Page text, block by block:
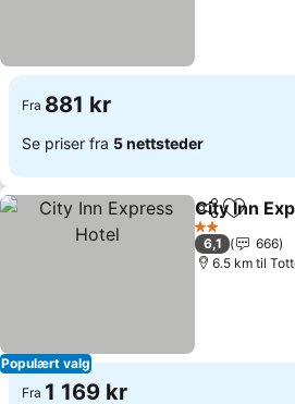
Fra 881 kr
Se priser fra 5 nettsteder
Populært valg
Del Legg
City Inn
2 Stjerner
6,1
666
6.5 km til
Fra 1 169 kr